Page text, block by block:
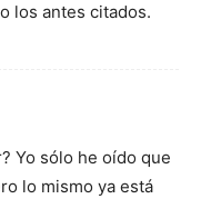
los antes citados.
Yo sólo he oído que
lo mismo ya está